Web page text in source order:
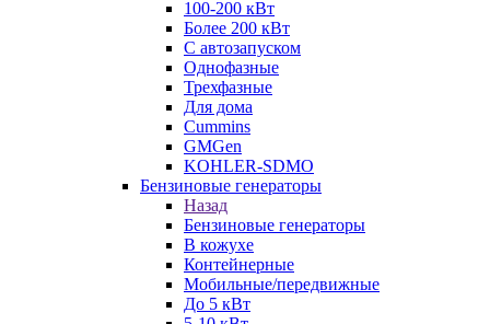
100-200 кВт
Более 200 кВт
С автозапуском
Однофазные
Трехфазные
Для дома
Cummins
GMGen
KOHLER-SDMO
Бензиновые генераторы
Назад
Бензиновые генераторы
В кожухе
Контейнерные
Мобильные/передвижные
До 5 кВт